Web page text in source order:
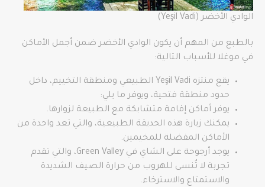
الوادي الأخضر (Yeşil Vadi)
بالطبع من المهم أن يكون الوادي الأخضر ضمن أجمل الأماكن
في موغلا للأسباب التالية:
يقع منتزه Yeşil Vadi الطبيعي ومنطقة التخييم، داخل
حدود منطقة فتحية، ويوفر ما يلي:
يوفر أماكن إقامة متشابكة مع الطبيعة لزوارها.
يمكنك زيارة هذه الحديقة الطبيعية، والتي تعد واحدة من
الأماكن المفضلة للمخيمين.
يوجد أرجوحة على الشاي في Green Valley، والتي تقدم
تجربة لا تُنسى للهروب من حرارة الصيف الشديدة
والاستمتاع والاسترخاء.